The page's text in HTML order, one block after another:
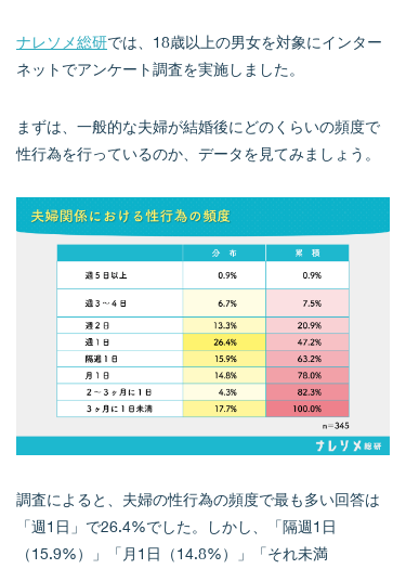
ナレソメ総研では、18歳以上の男女を対象にインター
ネットでアンケート調査を実施しました。
まずは、一般的な夫婦が結婚後にどのくらいの頻度で
性行為を行っているのか、データを見てみましょう。
調査によると、夫婦の性行為の頻度で最も多い回答は
「週1日」で26.4%でした。しかし、「隔週1日
（15.9%）」「月1日（14.8%）」「それ未満